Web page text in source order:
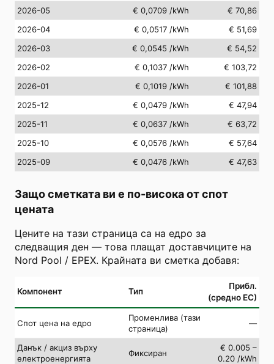
2026-05
€ 0,0709 /kWh
€ 70,86
2026-04
€ 0,0517 /kWh
€ 51,69
2026-03
€ 0,0545 /kWh
€ 54,52
2026-02
€ 0,1037 /kWh
€ 103,72
2026-01
€ 0,1019 /kWh
€ 101,88
2025-12
€ 0,0479 /kWh
€ 47,94
2025-11
€ 0,0637 /kWh
€ 63,72
2025-10
€ 0,0576 /kWh
€ 57,64
2025-09
€ 0,0476 /kWh € 47,63
Защо сметката ви е по-висока от спот
цената
Цените на тази страница са на едро за
следващия ден — това плащат доставчиците на
Nord Pool / EPEX. Крайната ви сметка добавя:
Компонент Тип
Прибл.
(средно ЕС)
Спот цена на едро
Променлива (тази
страница)
—
Данък / акциз върху
електроенергията
Фиксиран
€ 0.005 –
0.20 /kWh